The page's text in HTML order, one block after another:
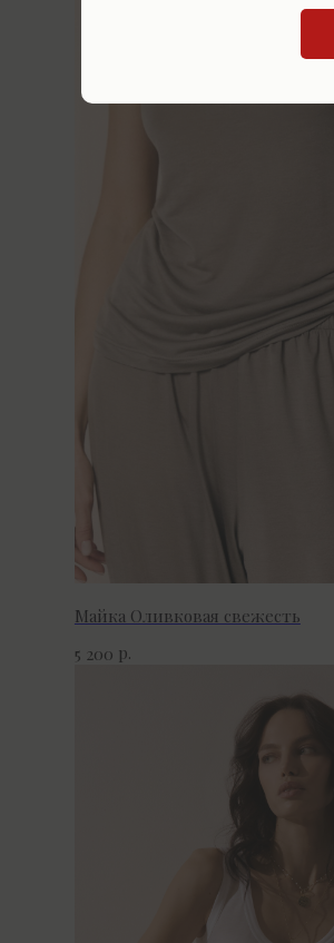
Майка Оливковая свежесть
5 200 р.